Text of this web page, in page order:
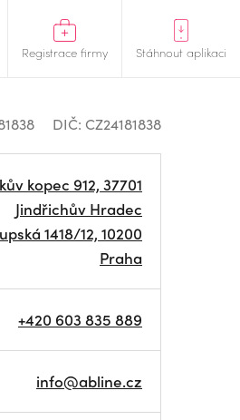
Registrace firmy Stáhnout aplikaci
DIČ: CZ24181838
kopec 912, 37701
Jindřichův Hradec
1418/12, 10200
Praha
+420 603 835 889
info@abline.cz